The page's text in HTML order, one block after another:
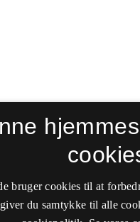
bruger cookies til at
du samtykke til alle